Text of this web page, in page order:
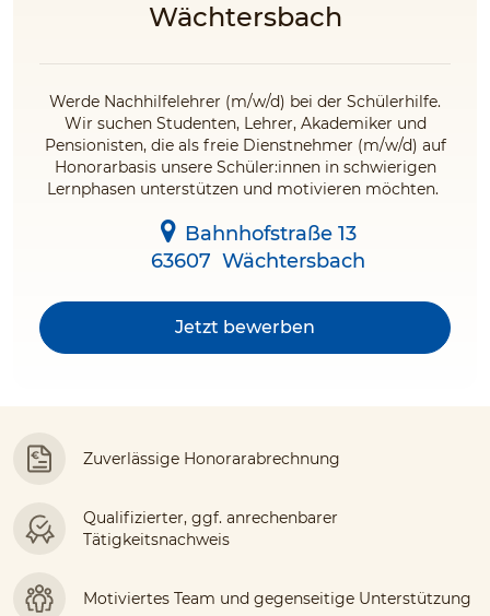
Wächtersbach
Werde Nachhilfelehrer (m/w/d) bei der Schülerhilfe.
Wir suchen Studenten, Lehrer, Akademiker und
Pensionisten, die als freie Dienstnehmer (m/w/d) auf
Honorarbasis unsere Schüler:innen in schwierigen
Lernphasen unterstützen und motivieren möchten.
Bahnhofstraße 13
63607 Wächtersbach
Jetzt bewerben
Zuverlässige Honorarabrechnung
Qualifizierter, ggf. anrechenbarer
Tätigkeitsnachweis
Motiviertes Team und gegenseitige Unterstützung